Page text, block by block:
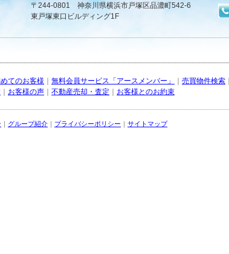
〒244-0801 神奈川県横浜市戸塚区品濃町542-6
東戸塚東口ビルディング1F
てのお客様 無料会員サービス「アースメンバー」 売買物件検索
お客様の声 不動産売却・査定 お客様とのお約束
｜ グループ紹介 ｜ プライバシーポリシー ｜ サイトマップ